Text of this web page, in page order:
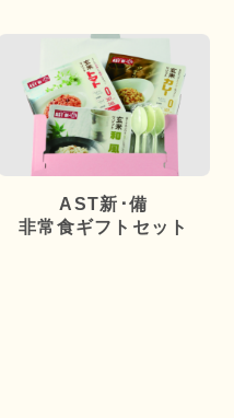
AST新･備
非常食ギフトセット